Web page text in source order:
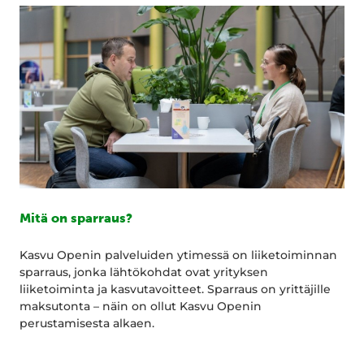
Mitä on sparraus?
Kasvu Openin palveluiden ytimessä on liiketoiminnan
sparraus, jonka lähtökohdat ovat yrityksen
liiketoiminta ja kasvutavoitteet. Sparraus on yrittäjille
maksutonta – näin on ollut Kasvu Openin
perustamisesta alkaen.